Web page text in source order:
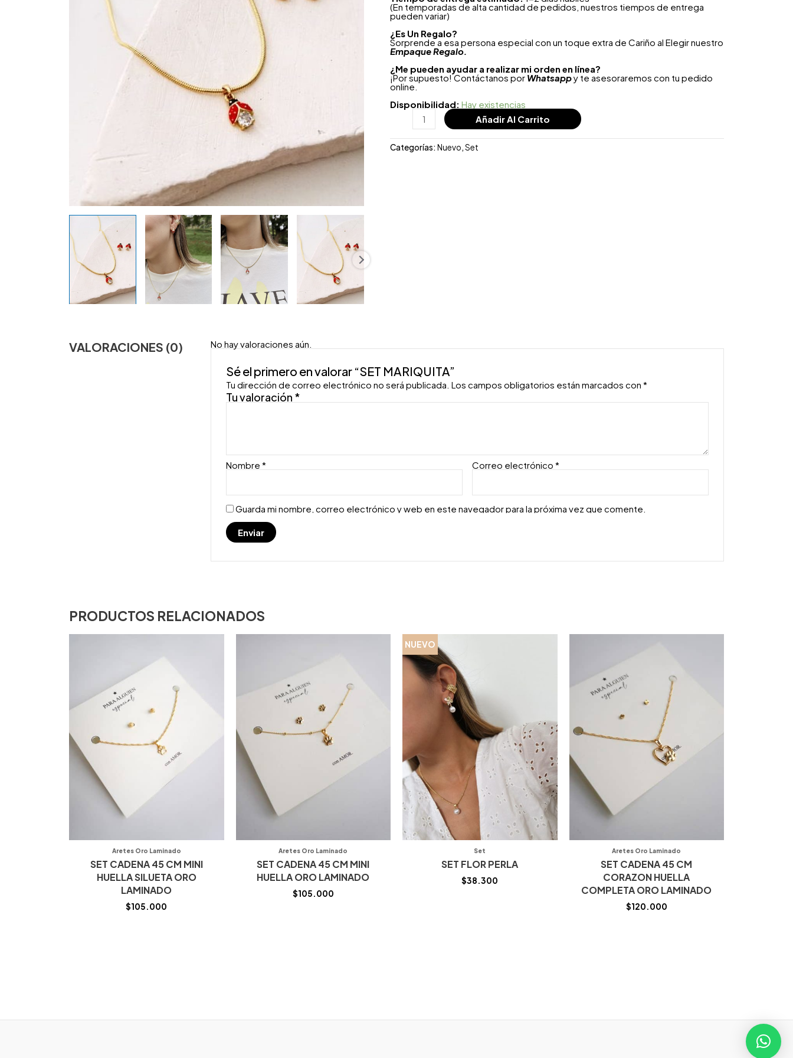
(En temporadas de alta cantidad de pedidos, nuestros tiempos de entrega
pueden variar)
¿ Es Un Regalo?
Sorprende a esa persona especial con un toque extra de Cariño al Elegir nuestro
Empaque Regalo.
¿Me pueden ayudar a realizar mi orden en línea?
¡Por supuesto! Contáctanos por Whatsappy te asesoraremos con tu pedido
online.
Disponibilidad: Hay existencias
Añadir Al Carrito
Categorías: Nuevo,Set
VALORACIONES (0) No hay valoraciones aún.
Sé el primero en valorar “SET MARIQUITA”
Tu dirección de correo electrónico no será publicada. Los campos obligatorios están marcados con*
Tu valoración *
Nombre* Correo electrónico*
Guarda mi nombre, correo electrónico y web en este navegador para la próxima vez que comente.
PRODUCTOS RELACIONADOS
Aretes Oro Laminado
SET CADENA 45 CM MINI
HUELLA SILUETA ORO
LAMINADO
$105.000
Aretes Oro Laminado
SET CADENA 45 CM MINI
HUELLA ORO LAMINADO
$105.000
NUEVO
Set
SET FLOR PERLA
$38.300
Aretes Oro Laminado
SET CADENA 45 CM
CORAZON HUELLA
COMPLETA ORO LAMINADO
$120.000